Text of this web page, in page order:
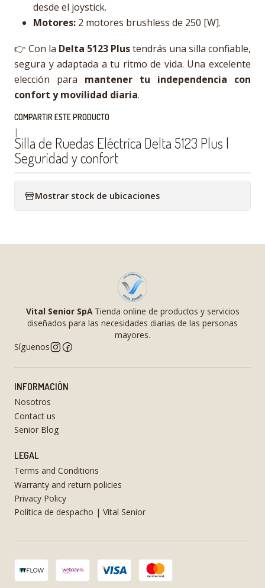
desde el joystick.
Motores: 2 motores brushless de 250 [W].
👉 Con la Delta 5123 Plustendrás una silla confiable,
segura y adaptada a tu ritmo de vida. Una excelente
elección para mantener tu independencia con
confort y movilidad diaria.
COMPARTIR ESTE PRODUCTO
|
Silla de Ruedas Eléctrica Delta 5123 Plus |
Seguridad y confort
Mostrar stock de ubicaciones
Vital Senior SpATienda online de productos y servicios
diseñados para las necesidades diarias de las personas
mayores.
Síguenos
INFORMACIÓN
Nosotros
Contact us
Senior Blog
LEGAL
Terms and Conditions
Warranty and return policies
Privacy Policy
Política de despacho | Vital Senior